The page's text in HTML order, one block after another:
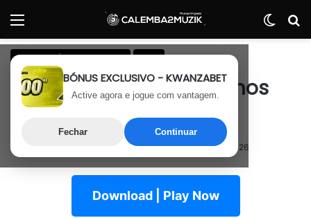
Menu
BÓNUS EXCLUSIVO - KWANZABET
Active agora e jogue com vantagem.
Fechar Continuar
Hip Hop África e Mundo Rap
Nepema MC – Mais 5 Anos
(Hip Hop)
Última atualização: 3 de Maio, 2026
Download | Play Now